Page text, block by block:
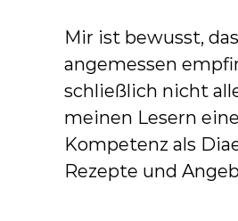
Mir ist bewusst,
angemessen
schließlich nicht
meinen Lesern
Kompetenz als
Rezepte und